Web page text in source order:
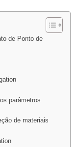
de Ponto de
parâmetros
de materiais